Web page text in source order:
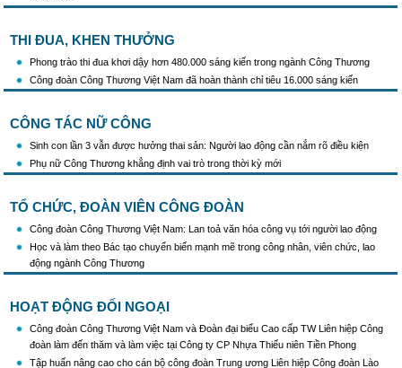
THI ĐUA, KHEN THƯỞNG
Phong trào thi đua khơi dậy hơn 480.000 sáng kiến trong ngành Công Thương
Công đoàn Công Thương Việt Nam đã hoàn thành chỉ tiêu 16.000 sáng kiến
CÔNG TÁC NỮ CÔNG
Sinh con lần 3 vẫn được hưởng thai sản: Người lao động cần nắm rõ điều kiện
Phụ nữ Công Thương khẳng định vai trò trong thời kỳ mới
TỔ CHỨC, ĐOÀN VIÊN CÔNG ĐOÀN
Công đoàn Công Thương Việt Nam: Lan toả văn hóa công vụ tới người lao động
Học và làm theo Bác tạo chuyển biến mạnh mẽ trong công nhân, viên chức, lao
động ngành Công Thương
HOẠT ĐỘNG ĐỐI NGOẠI
Công đoàn Công Thương Việt Nam và Đoàn đại biểu Cao cấp TW Liên hiệp Công
đoàn làm đến thăm và làm việc tại Công ty CP Nhựa Thiếu niên Tiền Phong
Tập huấn nâng cao cho cán bộ công đoàn Trung ương Liên hiệp Công đoàn Lào